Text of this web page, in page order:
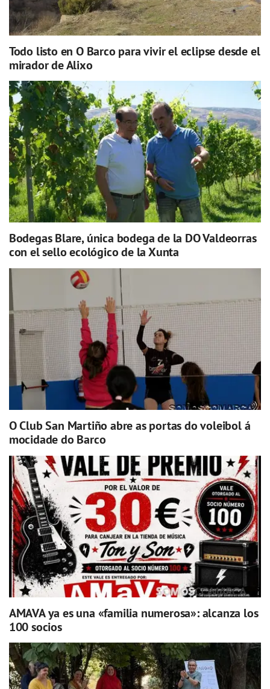
Todo listo en O Barco para vivir el eclipse desde el
mirador de Alixo
Bodegas Blare, única bodega de la DO Valdeorras
con el sello ecológico de la Xunta
O Club San Martiño abre as portas do voleibol á
mocidade do Barco
AMAVA ya es una «familia numerosa»: alcanza los
100 socios